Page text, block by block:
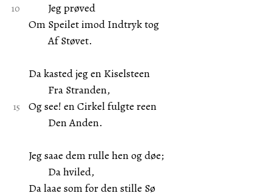
Jeg prøved
Om Speilet imod Indtryk tog
Af Støvet.
Da kasted jeg en Kiselsteen
Fra Stranden,
Og see! en Cirkel fulgte reen
Den Anden.
Jeg saae dem rulle hen og døe;
Da hviled,
Da laae som for den stille Sø